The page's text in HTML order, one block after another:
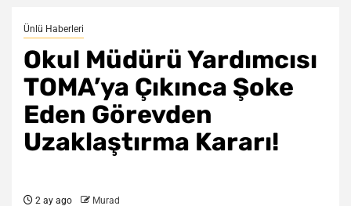
Ünlü Haberleri
Okul Müdürü Yardımcısı
TOMA’ya Çıkınca Şoke
Eden Görevden
Uzaklaştırma Kararı!
2 ay ago Murad